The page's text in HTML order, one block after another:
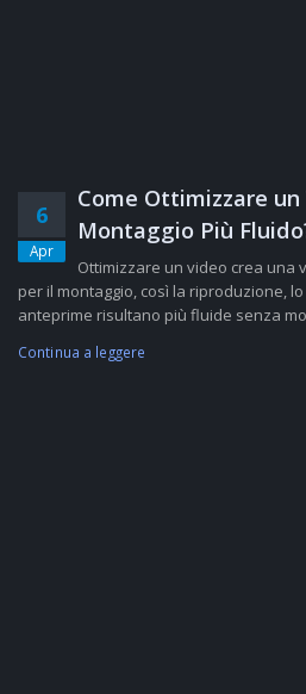
6
Apr
Come Ottimizzare un
Montaggio Più
Ottimizzare un video crea una
per il montaggio, così la riproduzione,
anteprime risultano più fluide senza
Continua a leggere